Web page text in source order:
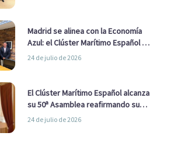
Madrid se alinea con la Economía
Azul: el Clúster Marítimo Español y
la Real Liga Naval avanzan alianzas
24 de julio de 2026
El Clúster Marítimo Español alcanza
su 50ª Asamblea reafirmando su
liderazgo en la Economía Azul
24 de julio de 2026